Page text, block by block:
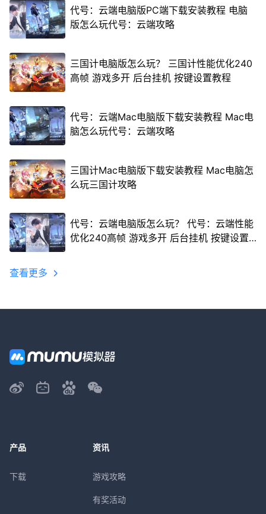
代号：云端电脑版PC端下载安装教程 电脑
版怎么玩代号：云端攻略
三国计电脑版怎么玩？ 三国计性能优化240
高帧 游戏多开 后台挂机 按键设置教程
代号：云端Mac电脑版下载安装教程 Mac电
脑怎么玩代号：云端攻略
三国计Mac电脑版下载安装教程 Mac电脑怎
么玩三国计攻略
代号：云端电脑版怎么玩？ 代号：云端性能
优化240高帧 游戏多开 后台挂机 按键设置
查看更多
产品
下载
资讯
游戏攻略
有奖活动